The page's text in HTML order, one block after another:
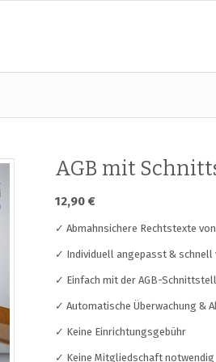
AGB mit
12,90€
✓ Abmahnsichere Rechtstexte
✓ Individuell angepasst & schnell
✓ Einfach mit der AGB-
✓ Automatische Überwachung &
✓ Keine Einrichtungsgebühr
✓ Keine Mitgliedschaft notwendig